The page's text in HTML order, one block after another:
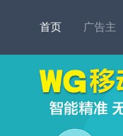
首页 广告主